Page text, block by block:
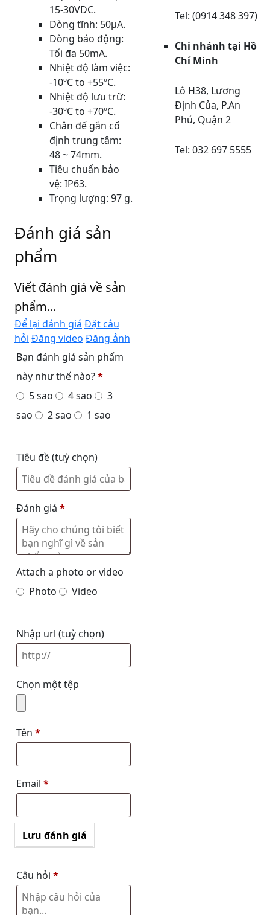
Tel: (0914 348 397)
Chi nhánh tại Hồ
Chí Minh
Lô H38, Lương
Định Của, P.An
Phú, Quận 2
Tel: 032 697 5555
15-30VDC.
Dòng tĩnh: 50µA.
Dòng báo động:
Tối đa 50mA.
Nhiệt độ làm việc:
-10ºC to +55ºC.
Nhiệt độ lưu trữ:
-30ºC to +70ºC.
Chân đế gắn cố
định trung tâm:
48 ~ 74mm.
Tiêu chuẩn bảo
vệ: IP63.
Trọng lượng: 97 g.
Đánh giá sản
phẩm
Viết đánh giá về sản
phẩm...
Để lại đánh giá Đặt câu
hỏi Đăng video Đăng ảnh
Bạn đánh giá sản phẩm
này như thế nào?*
5 sao
4 sao
3
sao
2 sao 1 sao
Tiêu đề(tuỳ chọn)
Đánh giá *
Attach a photo or video
Photo
Video
Nhập url (tuỳ chọn)
Chọn một tệp
Tên *
Email *
Lưu đánh giá
Câu hỏi *